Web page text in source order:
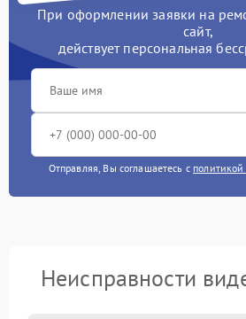
При оформлении заявки на
сайт,
действует персональная
Отправляя, Вы соглашаетесь с
Неисправности